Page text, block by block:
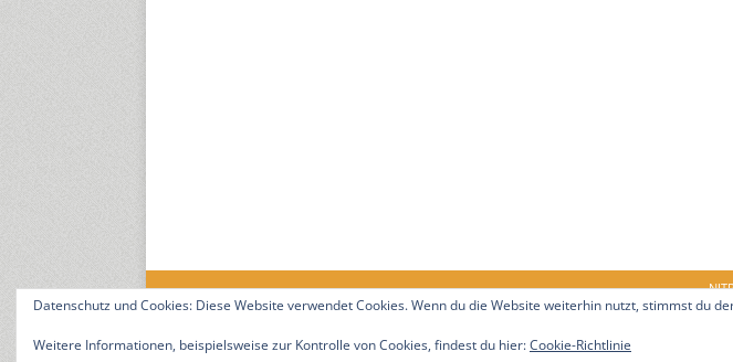
Datenschutz und Cookies: Diese Website verwendet Cookies. Wenn du die Website weiterhin nutzt, stimmst du
Weitere Informationen, beispielsweise zur Kontrolle von Cookies, findest du hier:Cookie-Richtlinie